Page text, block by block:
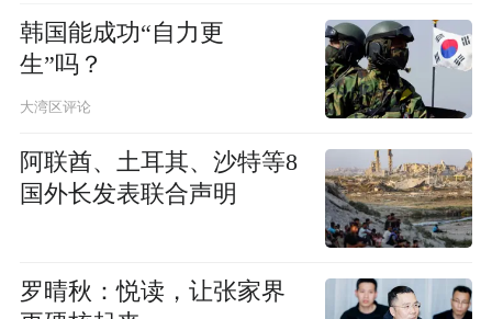
韩国能成功“自力更
生”吗？
大湾区评论
阿联酋、土耳其、沙特等8
国外长发表联合声明
罗晴秋：悦读，让张家界